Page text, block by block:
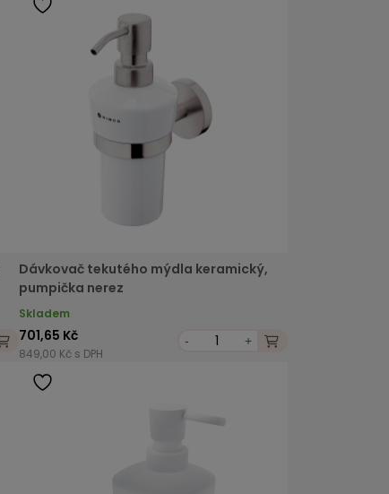
Dávkovač tekutého mýdla keramický,
pumpička nerez
Skladem
701,65 Kč
849,00 Kč s DPH
- +